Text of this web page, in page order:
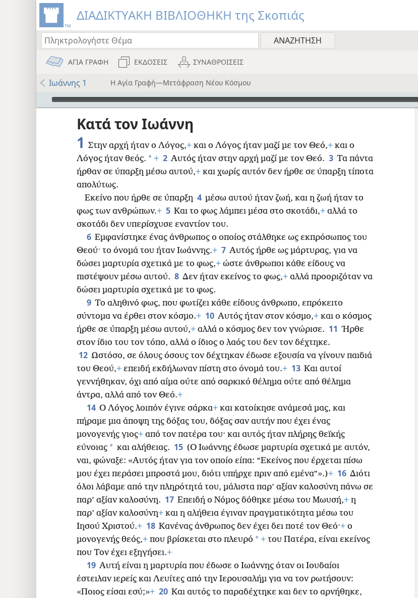
ΔΙΑΔΙΚΤΥΑΚΗ ΒΙΒΛΙΟΘΗΚΗ της Σκοπιάς
ΑΓΙΑ ΓΡΑΦΗ ΕΚΔΟΣΕΙΣ ΣΥΝΑΘΡΟΙΣΕΙΣ
Ιωάννης 1 Η Αγία Γραφή—Μετάφραση Νέου Κόσμου
Audio Player
Κατά τον Ιωάννη
1 Στην αρχή ήταν ο Λόγος,+ και ο Λόγος ήταν μαζί με τον Θεό,+ και ο
Λόγος ήταν θεός. * + 2 Αυτός ήταν στην αρχή μαζί με τον Θεό. 3 Τα πάντα
ήρθαν σε ύπαρξη μέσω αυτού,+ και χωρίς αυτόν δεν ήρθε σε ύπαρξη τίποτα
απολύτως.
Εκείνο που ήρθε σε ύπαρξη 4 μέσω αυτού ήταν ζωή, και η ζωή ήταν το
φως των ανθρώπων.+ 5 Και το φως λάμπει μέσα στο σκοτάδι,+ αλλά το
σκοτάδι δεν υπερίσχυσε εναντίον του.
6 Εμφανίστηκε ένας άνθρωπος ο οποίος στάλθηκε ως εκπρόσωπος του
Θεού· το όνομά του ήταν Ιωάννης.+ 7 Αυτός ήρθε ως μάρτυρας, για να
δώσει μαρτυρία σχετικά με το φως,+ ώστε άνθρωποι κάθε είδους να
πιστέψουν μέσω αυτού. 8 Δεν ήταν εκείνος το φως,+ αλλά προοριζόταν να
δώσει μαρτυρία σχετικά με το φως.
9 Το αληθινό φως, που φωτίζει κάθε είδους άνθρωπο, επρόκειτο
σύντομα να έρθει στον κόσμο.+ 10 Αυτός ήταν στον κόσμο,+ και ο κόσμος
ήρθε σε ύπαρξη μέσω αυτού,+ αλλά ο κόσμος δεν τον γνώρισε. 11 Ήρθε
στον ίδιο του τον τόπο, αλλά ο ίδιος ο λαός του δεν τον δέχτηκε.
12 Ωστόσο, σε όλους όσους τον δέχτηκαν έδωσε εξουσία να γίνουν παιδιά
του Θεού,+ επειδή εκδήλωναν πίστη στο όνομά του.+ 13 Και αυτοί
γεννήθηκαν, όχι από αίμα ούτε από σαρκικό θέλημα ούτε από θέλημα
άντρα, αλλά από τον Θεό.+
14 Ο Λόγος λοιπόν έγινε σάρκα+ και κατοίκησε ανάμεσά μας, και
πήραμε μια άποψη της δόξας του, δόξας σαν αυτήν που έχει ένας
μονογενής γιος+ από τον πατέρα του· και αυτός ήταν πλήρης θεϊκής
εύνοιας * και αλήθειας. 15 (Ο Ιωάννης έδωσε μαρτυρία σχετικά με αυτόν,
ναι, φώναξε: «Αυτός ήταν για τον οποίο είπα: “Εκείνος που έρχεται πίσω
μου έχει περάσει μπροστά μου, διότι υπήρχε πριν από εμένα”».)+ 16 Διότι
όλοι λάβαμε από την πληρότητά του, μάλιστα παρ’ αξίαν καλοσύνη πάνω σε
παρ’ αξίαν καλοσύνη. 17 Επειδή ο Νόμος δόθηκε μέσω του Μωυσή,+ η
παρ’ αξίαν καλοσύνη+ και η αλήθεια έγιναν πραγματικότητα μέσω του
Ιησού Χριστού.+ 18 Κανένας άνθρωπος δεν έχει δει ποτέ τον Θεό·+ ο
μονογενής θεός,+ που βρίσκεται στο πλευρό * + του Πατέρα, είναι εκείνος
που Τον έχει εξηγήσει.+
19 Αυτή είναι η μαρτυρία που έδωσε ο Ιωάννης όταν οι Ιουδαίοι
έστειλαν ιερείς και Λευίτες από την Ιερουσαλήμ για να τον ρωτήσουν:
«Ποιος είσαι εσύ;»+ 20 Και αυτός το παραδέχτηκε και δεν το αρνήθηκε,